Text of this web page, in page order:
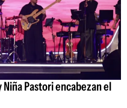
Pastori encabezan el